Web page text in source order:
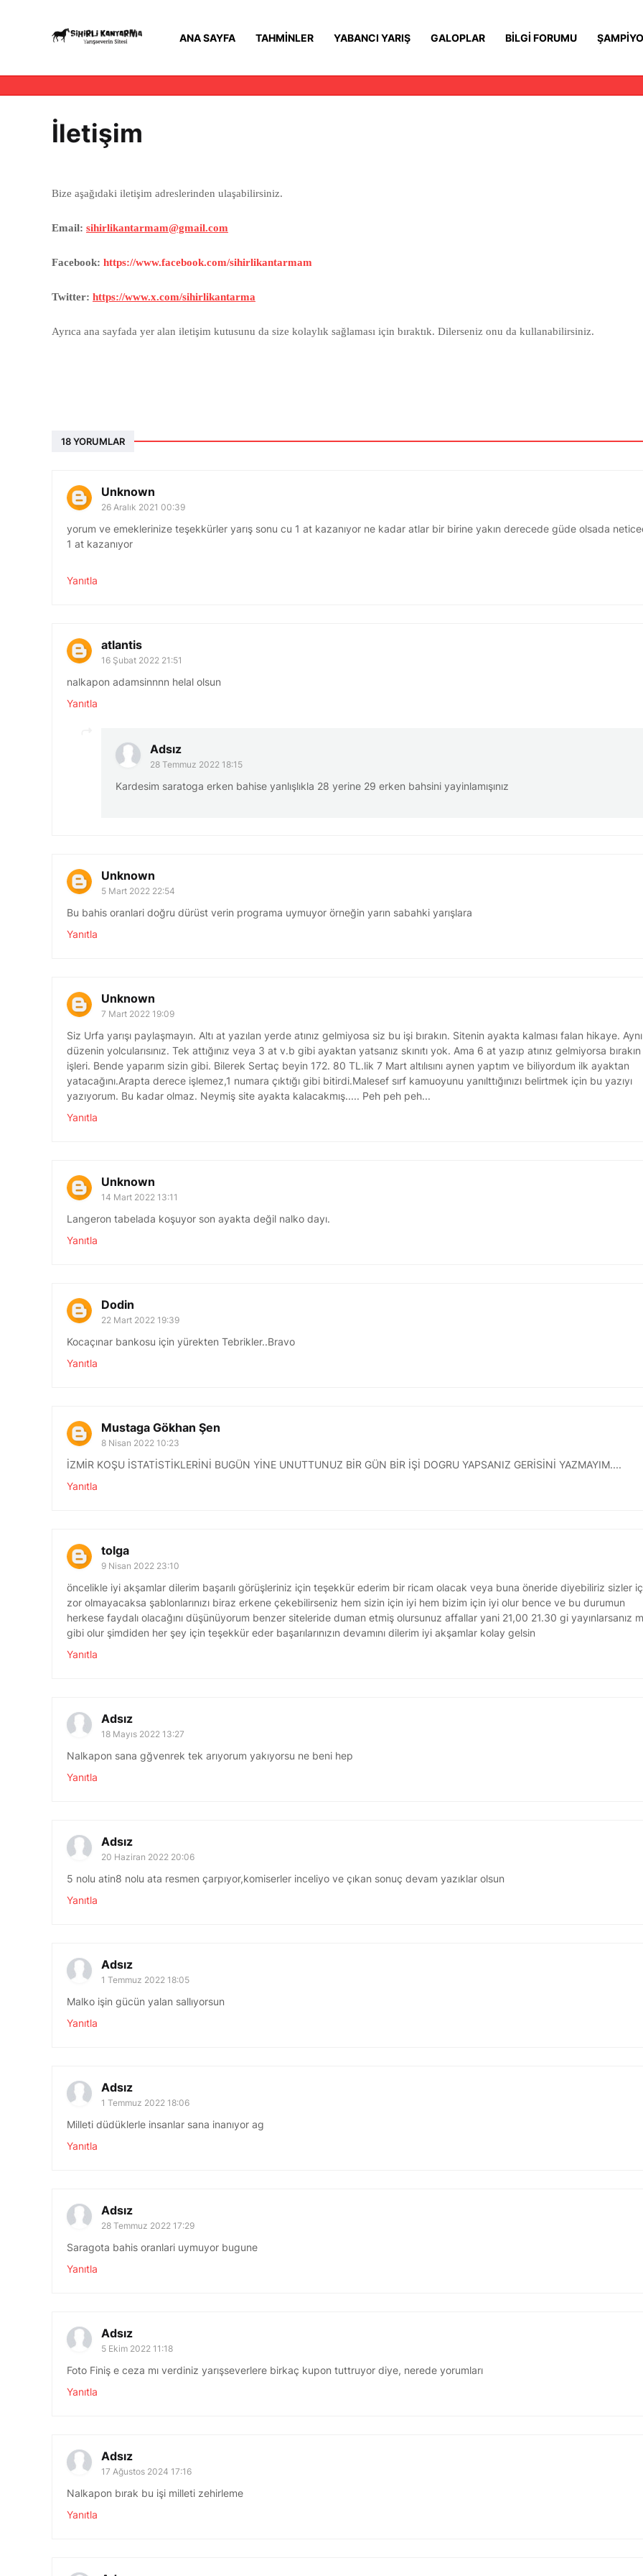
ANA SAYFA TAHMINLER YABANCI YARIŞ GALOPLAR BILGI FORUMU
İletişim
Bize aşağıdaki iletişim adreslerinden ulaşabilirsiniz.
Email: sihirlikantarmam@gmail.com
Facebook: https://www.facebook.com/sihirlikantarmam
Twitter: https://www.x.com/sihirlikantarma
Ayrıca ana sayfada yer alan iletişim kutusunu da size kolaylık sağlaması için bıraktık. Dilerseniz onu da kullanabilirsiniz.
18 YORUMLAR
Unknown
26 Aralık 2021 00:39
yorum ve emeklerinize teşekkürler yarış sonu cu 1 at kazanıyor ne kadar atlar bir birine yakın derecede güde olsada
1 at kazanıyor
Yanıtla
atlantis
16 Şubat 2022 21:51
nalkapon adamsinnnn helal olsun
Yanıtla
Adsız
28 Temmuz 2022 18:15
Kardesim saratoga erken bahise yanlışlıkla 28 yerine 29 erken bahsini yayinlamışınız
Unknown
5 Mart 2022 22:54
Bu bahis oranlari doğru dürüst verin programa uymuyor örneğin yarın sabahki yarışlara
Yanıtla
Unknown
7 Mart 2022 19:09
Siz Urfa yarışı paylaşmayın. Altı at yazılan yerde atınız gelmiyosa siz bu işi bırakın. Sitenin ayakta kalması falan hikaye. Aynı
düzenin yolcularısınız. Tek attığınız veya 3 at v.b gibi ayaktan yatsanız skınıtı yok. Ama 6 at yazıp atınız gelmiyorsa
işleri. Bende yaparım sizin gibi. Bilerek Sertaç beyin 172. 80 TL.lik 7 Mart altılısını aynen yaptım ve biliyordum ilk ayaktan
yatacağını.Arapta derece işlemez,1 numara çıktığı gibi bitirdi.Malesef sırf kamuoyunu yanılttığınızı belirtmek için bu yazıyı
yazıyorum. Bu kadar olmaz. Neymiş site ayakta kalacakmış..... Peh peh peh...
Yanıtla
Unknown
14 Mart 2022 13:11
Langeron tabelada koşuyor son ayakta değil nalko dayı.
Yanıtla
Dodin
22 Mart 2022 19:39
Kocaçınar bankosu için yürekten Tebrikler..Bravo
Yanıtla
Mustaga Gökhan Şen
8 Nisan 2022 10:23
İZMİR KOŞU İSTATİSTİKLERİNİ BUGÜN YİNE UNUTTUNUZ BİR GÜN BİR İŞİ DOGRU YAPSANIZ GERİSİNİ YAZMAYIM....
Yanıtla
tolga
9 Nisan 2022 23:10
öncelikle iyi akşamlar dilerim başarılı görüşleriniz için teşekkür ederim bir ricam olacak veya buna öneride diyebiliriz sizler
zor olmayacaksa şablonlarınızı biraz erkene çekebilirseniz hem sizin için iyi hem bizim için iyi olur bence ve bu durumun
herkese faydalı olacağını düşünüyorum benzer siteleride duman etmiş olursunuz affallar yani 21,00 21.30 gi yayınlarsanız
gibi olur şimdiden her şey için teşekkür eder başarılarınızın devamını dilerim iyi akşamlar kolay gelsin
Yanıtla
Adsız
18 Mayıs 2022 13:27
Nalkapon sana gğvenrek tek arıyorum yakıyorsu ne beni hep
Yanıtla
Adsız
20 Haziran 2022 20:06
5 nolu atin8 nolu ata resmen çarpıyor,komiserler inceliyo ve çıkan sonuç devam yazıklar olsun
Yanıtla
Adsız
1 Temmuz 2022 18:05
Malko işin gücün yalan sallıyorsun
Yanıtla
Adsız
1 Temmuz 2022 18:06
Milleti düdüklerle insanlar sana inanıyor ag
Yanıtla
Adsız
28 Temmuz 2022 17:29
Saragota bahis oranlari uymuyor bugune
Yanıtla
Adsız
5 Ekim 2022 11:18
Foto Finiş e ceza mı verdiniz yarışseverlere birkaç kupon tuttruyor diye, nerede yorumları
Yanıtla
Adsız
17 Ağustos 2024 17:16
Nalkapon bırak bu işi milleti zehirleme
Yanıtla